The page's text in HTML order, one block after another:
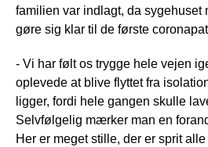
familien var indlagt, da sygehuset
gøre sig klar til de første
- Vi har følt os trygge hele vejen
oplevede at blive flyttet fra
ligger, fordi hele gangen skulle
Selvfølgelig mærker man en
Her er meget stille, der er sprit